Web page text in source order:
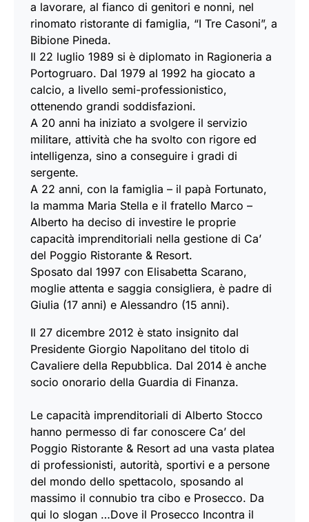
a lavorare, al fianco di genitori e nonni, nel
rinomato ristorante di famiglia, “I Tre Casoni”, a
Bibione Pineda.
Il 22 luglio 1989 si è diplomato in Ragioneria a
Portogruaro. Dal 1979 al 1992 ha giocato a
calcio, a livello semi-professionistico,
ottenendo grandi soddisfazioni.
A 20 anni ha iniziato a svolgere il servizio
militare, attività che ha svolto con rigore ed
intelligenza, sino a conseguire i gradi di
sergente.
A 22 anni, con la famiglia – il papà Fortunato,
la mamma Maria Stella e il fratello Marco –
Alberto ha deciso di investire le proprie
capacità imprenditoriali nella gestione di Ca’
del Poggio Ristorante & Resort.
Sposato dal 1997 con Elisabetta Scarano,
moglie attenta e saggia consigliera, è padre di
Giulia (17 anni) e Alessandro (15 anni).
Il 27 dicembre 2012 è stato insignito dal
Presidente Giorgio Napolitano del titolo di
Cavaliere della Repubblica. Dal 2014 è anche
socio onorario della Guardia di Finanza.
Le capacità imprenditoriali di Alberto Stocco
hanno permesso di far conoscere Ca’ del
Poggio Ristorante & Resort ad una vasta platea
di professionisti, autorità, sportivi e a persone
del mondo dello spettacolo, sposando al
massimo il connubio tra cibo e Prosecco. Da
qui lo slogan …Dove il Prosecco Incontra il